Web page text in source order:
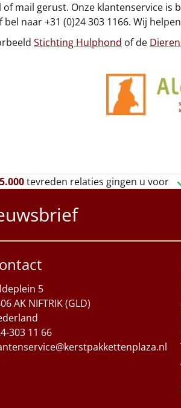
mail gerust. Onze klantenservice
bel naar +31 (0)24 303 1166. Wij
Stichting Hulphond of de
tevreden relaties gingen u voor
5
AK NIFTRIK (GLD)
303 11 66